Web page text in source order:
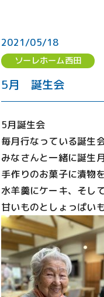
2021/05/18
ソーレホーム西田
5月 誕生会
5月誕生会
毎月行なっている誕生
みなさんと一緒に誕生
手作りのお菓子に漬物
水羊羹にケーキ、そし
甘いものとしょっぱい